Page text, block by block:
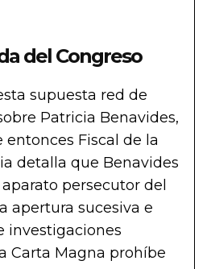
del Congreso
supuesta red de
Patricia Benavides,
Fiscal de la
detalla que Benavides
persecutor del
apertura sucesiva e
investigaciones
Carta Magna prohíbe